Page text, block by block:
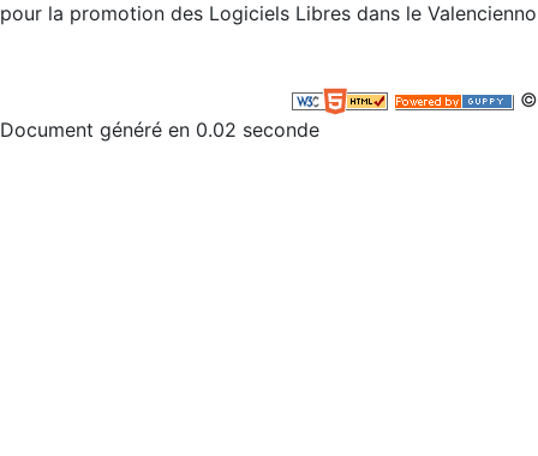
pour la promotion des Logiciels Libres dans le
©
Document généré en 0.02 seconde